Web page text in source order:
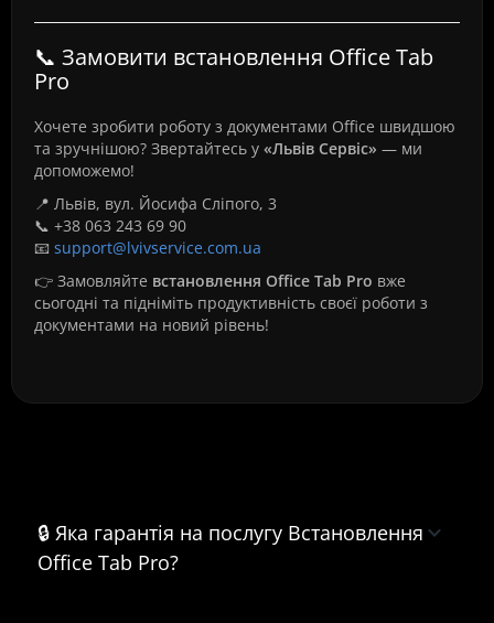
📞 Замовити встановлення Office Tab
Pro
Хочете зробити роботу з документами Office швидшою
та зручнішою? Звертайтесь у «Львів Сервіс» — ми
допоможемо!
📍 Львів, вул. Йосифа Сліпого, 3
📞 +38 063 243 69 90
📧 support@lvivservice.com.ua
👉 Замовляйте встановлення Office Tab Pro вже
сьогодні та підніміть продуктивність своєї роботи з
документами на новий рівень!
🔒 Яка гарантія на послугу Встановлення
Office Tab Pro?